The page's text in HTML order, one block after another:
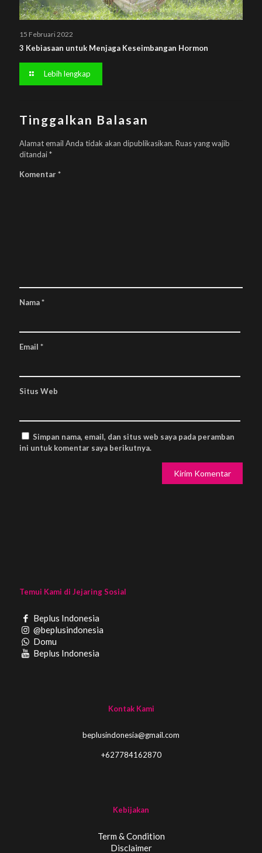
15 Februari 2022
3 Kebiasaan untuk Menjaga Keseimbangan Hormon
Lebih lengkap
Tinggalkan Balasan
Alamat email Anda tidak akan dipublikasikan. Ruas yang wajib
ditandai*
Komentar*
Nama*
Email *
Situs Web
Simpan nama, email, dan situs web saya pada peramban
ini untuk komentar saya berikutnya.
Temui Kami di Jejaring Sosial
Beplus Indonesia
@beplusindonesia
Domu
Beplus Indonesia
Kontak Kami
beplusindonesia@gmail.com
+627784162870
Kebijakan
Term & Condition
Disclaimer